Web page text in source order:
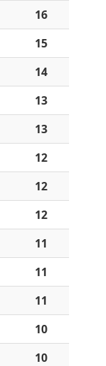
16
15
14
13
13
12
12
12
11
11
11
10
10